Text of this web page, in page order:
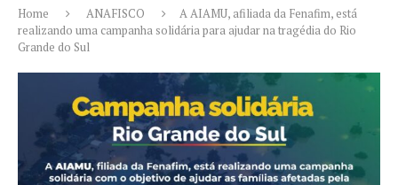
Home ANAFISCO
A AIAMU, afiliada da Fenafim, está
realizando uma campanha solidária para ajudar na tragédia do Rio
Grande do Sul